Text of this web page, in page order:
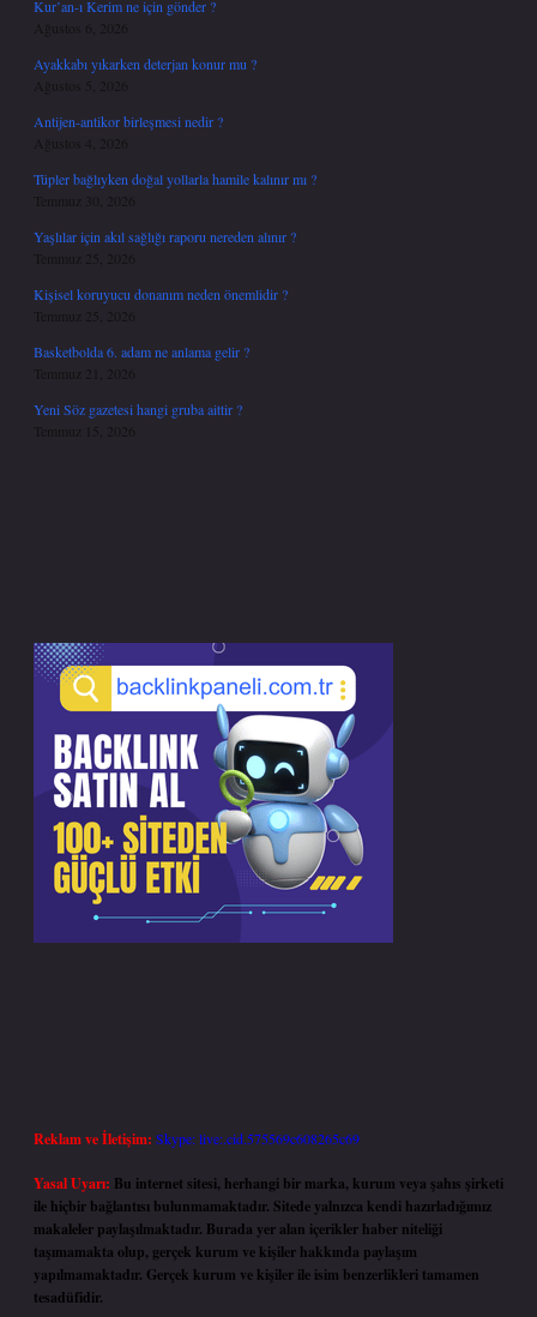
Kur’an-ı Kerim ne için gönder ?
Ağustos 6, 2026
Ayakkabı yıkarken deterjan konur mu ?
Ağustos 5, 2026
Antijen-antikor birleşmesi nedir ?
Ağustos 4, 2026
Tüpler bağlıyken doğal yollarla hamile kalınır mı ?
Temmuz 30, 2026
Yaşlılar için akıl sağlığı raporu nereden alınır ?
Temmuz 25, 2026
Kişisel koruyucu donanım neden önemlidir ?
Temmuz 25, 2026
Basketbolda 6. adam ne anlama gelir ?
Temmuz 21, 2026
Yeni Söz gazetesi hangi gruba aittir ?
Temmuz 15, 2026
Reklam ve İletişim: Skype: live:.cid.575569c608265c69
Yasal Uyarı: Bu internet sitesi, herhangi bir marka, kurum veya şahıs şirketi
ile hiçbir bağlantısı bulunmamaktadır. Sitede yalnızca kendi hazırladığımız
makaleler paylaşılmaktadır. Burada yer alan içerikler haber niteliği
taşımamakta olup, gerçek kurum ve kişiler hakkında paylaşım
yapılmamaktadır. Gerçek kurum ve kişiler ile isim benzerlikleri tamamen
tesadüfidir.